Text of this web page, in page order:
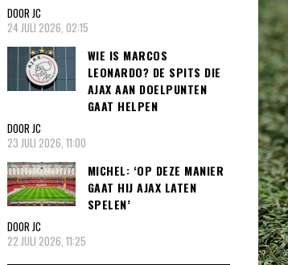
DOOR JC
24 JULI 2026, 02:15
WIE IS MARCOS
LEONARDO? DE SPITS DIE
AJAX AAN DOELPUNTEN
GAAT HELPEN
DOOR JC
23 JULI 2026, 11:00
MICHEL: ‘OP DEZE MANIER
GAAT HIJ AJAX LATEN
SPELEN’
DOOR JC
22 JULI 2026, 11:25